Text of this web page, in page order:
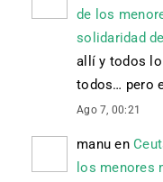
de los
solidaridad
allí y todos
todos… pero
Ago 7, 00:21
manu en
los menores